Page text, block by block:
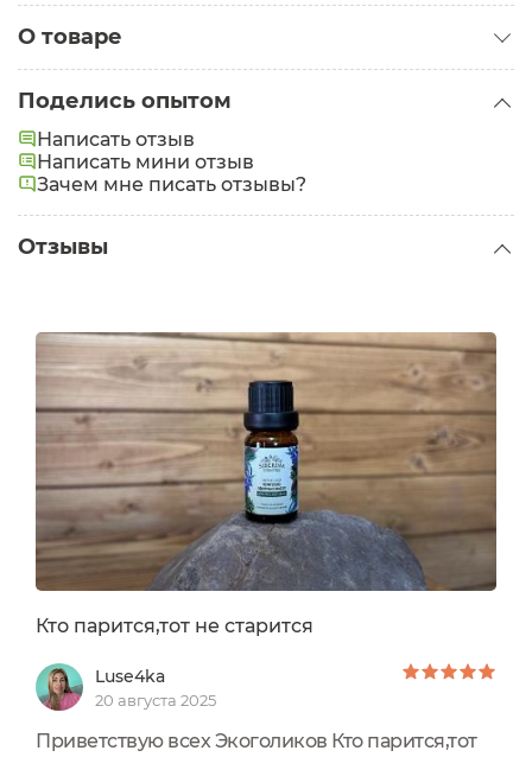
О товаре
Состав:
масло кедра), Abies alba essential oil (эфирное
масло пихты), Juniperus communis essential oil
(эфирное масло можжевельника), Eucalyptus
globulus essential oil (эфирное масло эвкалипта).
Поделись опытом
Написать отзыв
Написать мини отзыв
Зачем мне писать отзывы?
Отзывы
Кто парится,тот не старится
Luse4ka
20 августа 2025
Приветствую всех Экоголиков Кто парится,тот